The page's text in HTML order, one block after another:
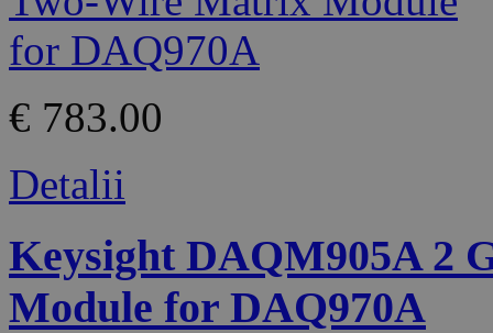
€ 783.00
Detalii
Keysight DAQM905A 2
Module for DAQ970A